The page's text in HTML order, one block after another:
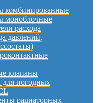
комбинированные
моноблочные
расхода
давлений,
клапаны
для погодных
радиаторных